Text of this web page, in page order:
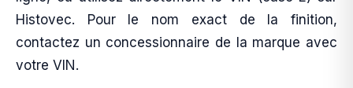
Histovec. Pour le nom exact de la finition,
contactez un concessionnaire de la marque avec
votre VIN.